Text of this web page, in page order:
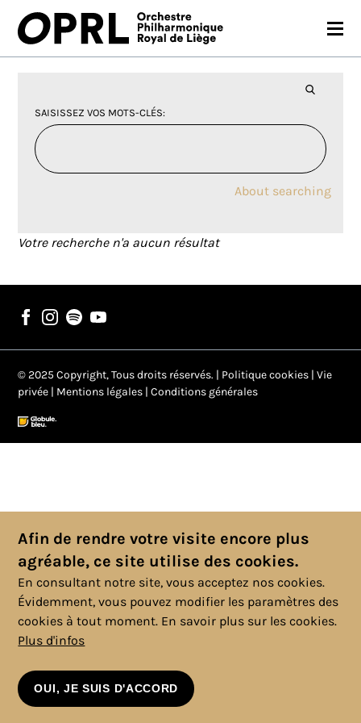
SAISON 26-27
JEUNES PUBLICS
SAISISSEZ VOS MOTS-CLÉS
About searching
Votre recherche n'a aucun résultat
© 2025 Copyright, Tous droits réservés. | Politique cookies |Vie
privée | Mentions légales |Conditions générales
Afin de rendre votre visite encore plus
agréable, ce site utilise des cookies.
En consultant notre site, vous acceptez nos cookies.
Évidemment, vous pouvez modifier les paramètres des
cookies à tout moment. En savoir plus sur les cookies.
Plus d'infos
OUI, JE SUIS D'ACCORD